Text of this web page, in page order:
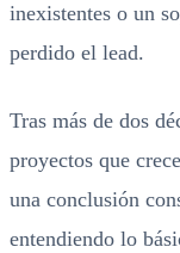
inexistentes o un
perdido el lead.
Tras más de dos
proyectos que
una conclusión
entendiendo lo